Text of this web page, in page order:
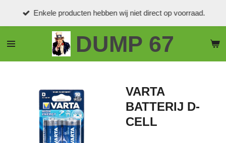
de
DUMP 67
Enkele producten hebben wij niet direct op voorraad.
VARTA
BATTERIJ D-
CELL